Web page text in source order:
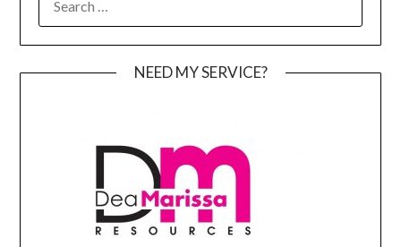
FOR:
NEED MY SERVICE?